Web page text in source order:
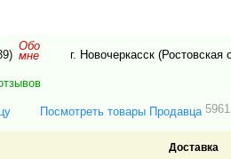
Обо
мне г. Новочеркасск (Ростовская
Посмотреть товары Продавца 5961
Доставка